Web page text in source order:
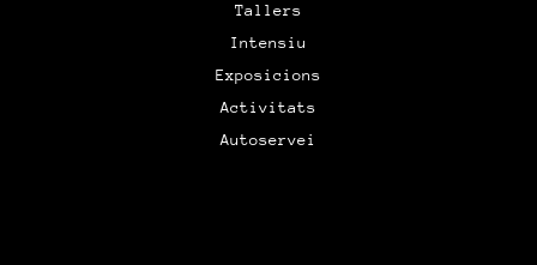
Tallers
Intensiu
Exposicions
Activitats
Autoservei